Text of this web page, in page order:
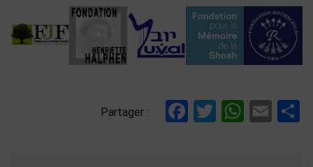
Partager : Facebook
Twitter